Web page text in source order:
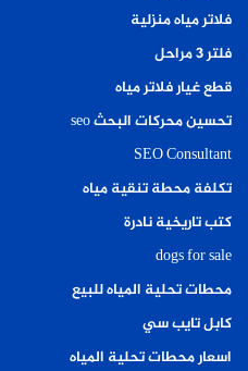
فلاتر مياه منزلية
فلتر ٣ مراحل
قطع غيار فلاتر مياه
تحسين محركات البحث seo
SEO Consultant
تكلفة محطة تنقية مياه
كتب تاريخية نادرة
dogs for sale
محطات تحلية المياه للبيع
كابل تايب سي
اسعار محطات تحلية المياه